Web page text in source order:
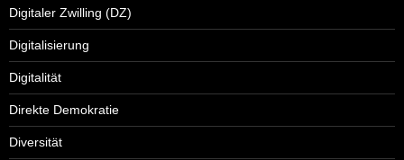
Digitaler Zwilling (DZ)
Digitalisierung
Digitalität
Direkte Demokratie
Diversität